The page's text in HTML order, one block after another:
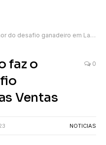
desafio ganadeiro em Las Ventas
faz o
Ventas
0
NOTICIAS